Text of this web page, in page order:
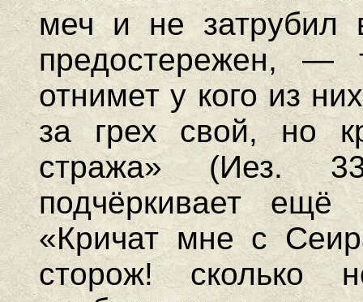
меч и не затрубил
предостережен, —
отнимет у кого из
за грех свой, но
стража» (Иез.
подчёркивает
«Кричат мне с
сторож! сколько